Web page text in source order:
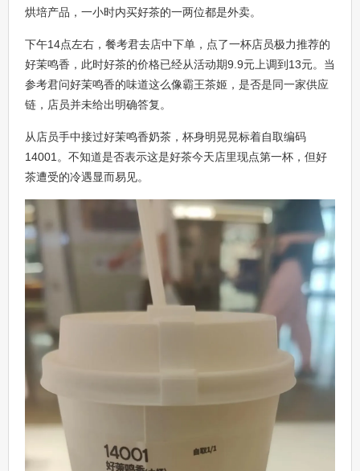
烘培产品，一小时内买好茶的一两位都是外卖。
下午14点左右，餐考君去店中下单，点了一杯店员极力推荐的
好茉鸣香，此时好茶的价格已经从活动期9.9元上调到13元。当
参考君问好茉鸣香的味道这么像霸王茶姬，是否是同一家供应
链，店员并未给出明确答复。
从店员手中接过好茉鸣香奶茶，杯身明晃晃标着自取编码
14001。不知道是否表示这是好茶今天店里现点第一杯，但好
茶遭受的冷遇显而易见。